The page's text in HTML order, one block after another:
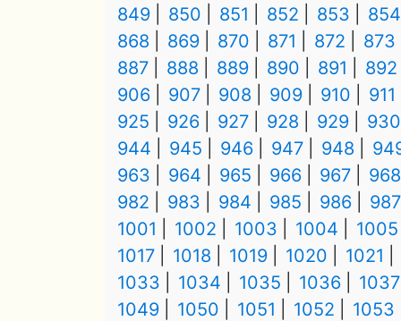
849
850 851 852 853
854
868
869 870 871 872
873
887
888 889 890 891
892
906
907 908 909 910
911
925
926 927 928 929
930
944
945 946 947 948
963
964 965 966 967
968
982
983 984 985 986
987
1001
1002 1003 1004
1005
1017
1018 1019 1020
1021
1033
1034 1035 1036
1037
1049
1050 1051 1052
1053